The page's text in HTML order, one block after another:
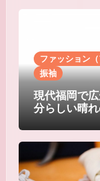
ファッション（
振袖
現代福岡で
分らしい晴